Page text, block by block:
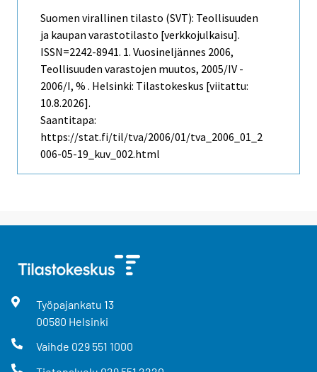
Suomen virallinen tilasto (SVT): Teollisuuden
ja kaupan varastotilasto [verkkojulkaisu].
ISSN=2242-8941. 1. Vuosineljännes 2006,
Teollisuuden varastojen muutos, 2005/IV -
2006/I, % . Helsinki: Tilastokeskus [viitattu:
10.8.2026].
Saantitapa:
https://stat.fi/til/tva/2006/01/tva_2006_01_2
006-05-19_kuv_002.html
Työpajankatu 13
00580 Helsinki
Vaihde 029 551 1000